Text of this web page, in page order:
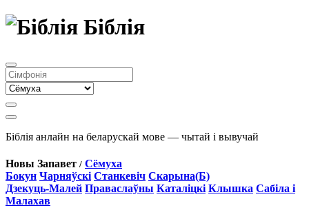
Біблія
Біблія анлайн на беларускай мове — чытай і вывучай
Новы Запавет / Сёмуха
Бокун Чарняўскі Станкевіч Скарына(Б)
Дзекуць-Малей Праваслаўны Каталіцкі Клышка Сабіла і
Малахав